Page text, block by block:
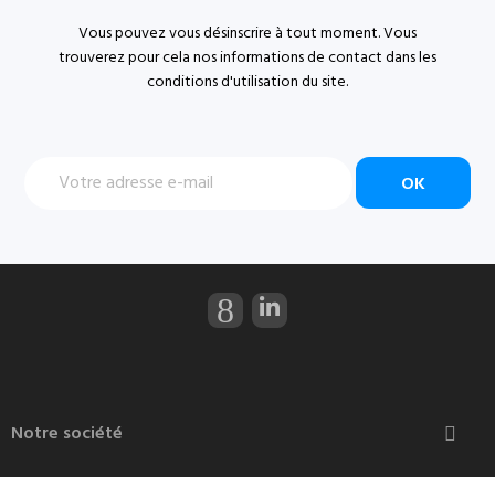
Vous pouvez vous désinscrire à tout moment. Vous
trouverez pour cela nos informations de contact dans les
conditions d'utilisation du site.
Notre société 